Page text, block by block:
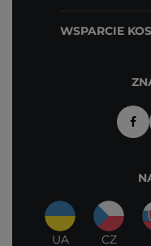
WSPARCIE
UA CZ